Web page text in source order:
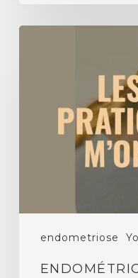
endometriose
cercles